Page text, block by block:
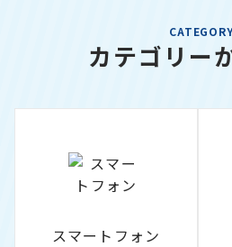
カテゴリー
スマートフォン